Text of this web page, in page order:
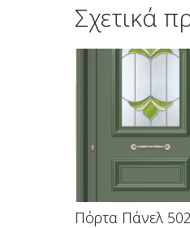
Σχετικά
Πόρτα Πάνελ